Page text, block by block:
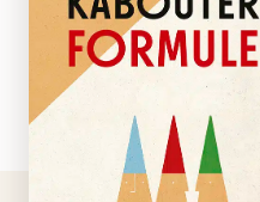
Een wiskundig
raadsel is zowel een
genot als een
marteling. Het geeft
je de gelegenheid om
te breinbruisen en te
hersenkraken – voor
een minuut, een uur